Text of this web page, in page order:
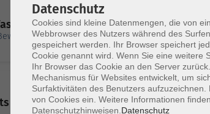
und Körperstabilität
Datenschutz
Cookies sind kleine Datenmengen, die von
Webbrowser des Nutzers während des
gespeichert werden. Ihr Browser speichert
Cookie genannt wird. Wenn Sie eine weitere
Ihr Browser das Cookie an den Server
Mechanismus für Websites entwickelt, um
Surfaktivitäten des Benutzers
von Cookies ein. Weitere Informationen
Datenschutzhinweisen. Datenschutz